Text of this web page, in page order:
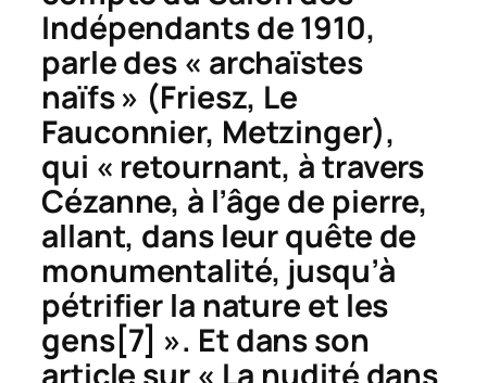
Indépendants de 1910,
parle des « archaïstes
naïfs » (Friesz, Le
Fauconnier, Metzinger),
qui « retournant, à travers
Cézanne, à l’âge de pierre,
allant, dans leur quête de
monumentalité, jusqu’à
pétrifier la nature et les
gens[7] ». Et dans son